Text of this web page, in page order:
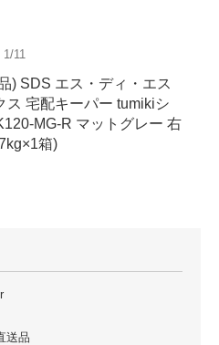
1/11
) SDS エス・ディ・エス
ス 宅配キーパー tumikiシ
MG-R マットグレー 右
箱)
送品